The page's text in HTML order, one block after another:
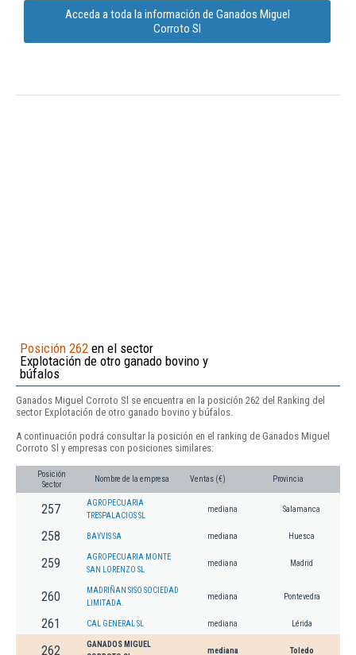
Acceda a toda la información de Ganados Miguel
Corroto Sl
Posición 262 en el sector
Explotación de otro ganado bovino y
búfalos
Ganados Miguel Corroto Sl se encuentra en la posición 262 del Ranking del
sector Explotación de otro ganado bovino y búfalos.
A continuación podrá consultar la posición en el ranking de Ganados Miguel
Corroto Sl y empresas con posiciones similares:
Posición
Sector
Nombre de la empresa Ventas (€) Provincia
257
AGROPECUARIA
TRESPALACIOS SL
mediana Salamanca
258 BAYVIS SA mediana Huesca
259
AGROPECUARIA MONTE
SAN LORENZO SL
mediana Madrid
260
MADRIÑAN SISO SOCIEDAD
LIMITADA.
mediana Pontevedra
261 CAL GENERAL SL mediana Lérida
262
GANADOS MIGUEL
mediana Toledo